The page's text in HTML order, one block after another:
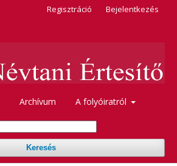
Archívum A folyóiratról
Keresés
Regisztráció Bejelentkezés